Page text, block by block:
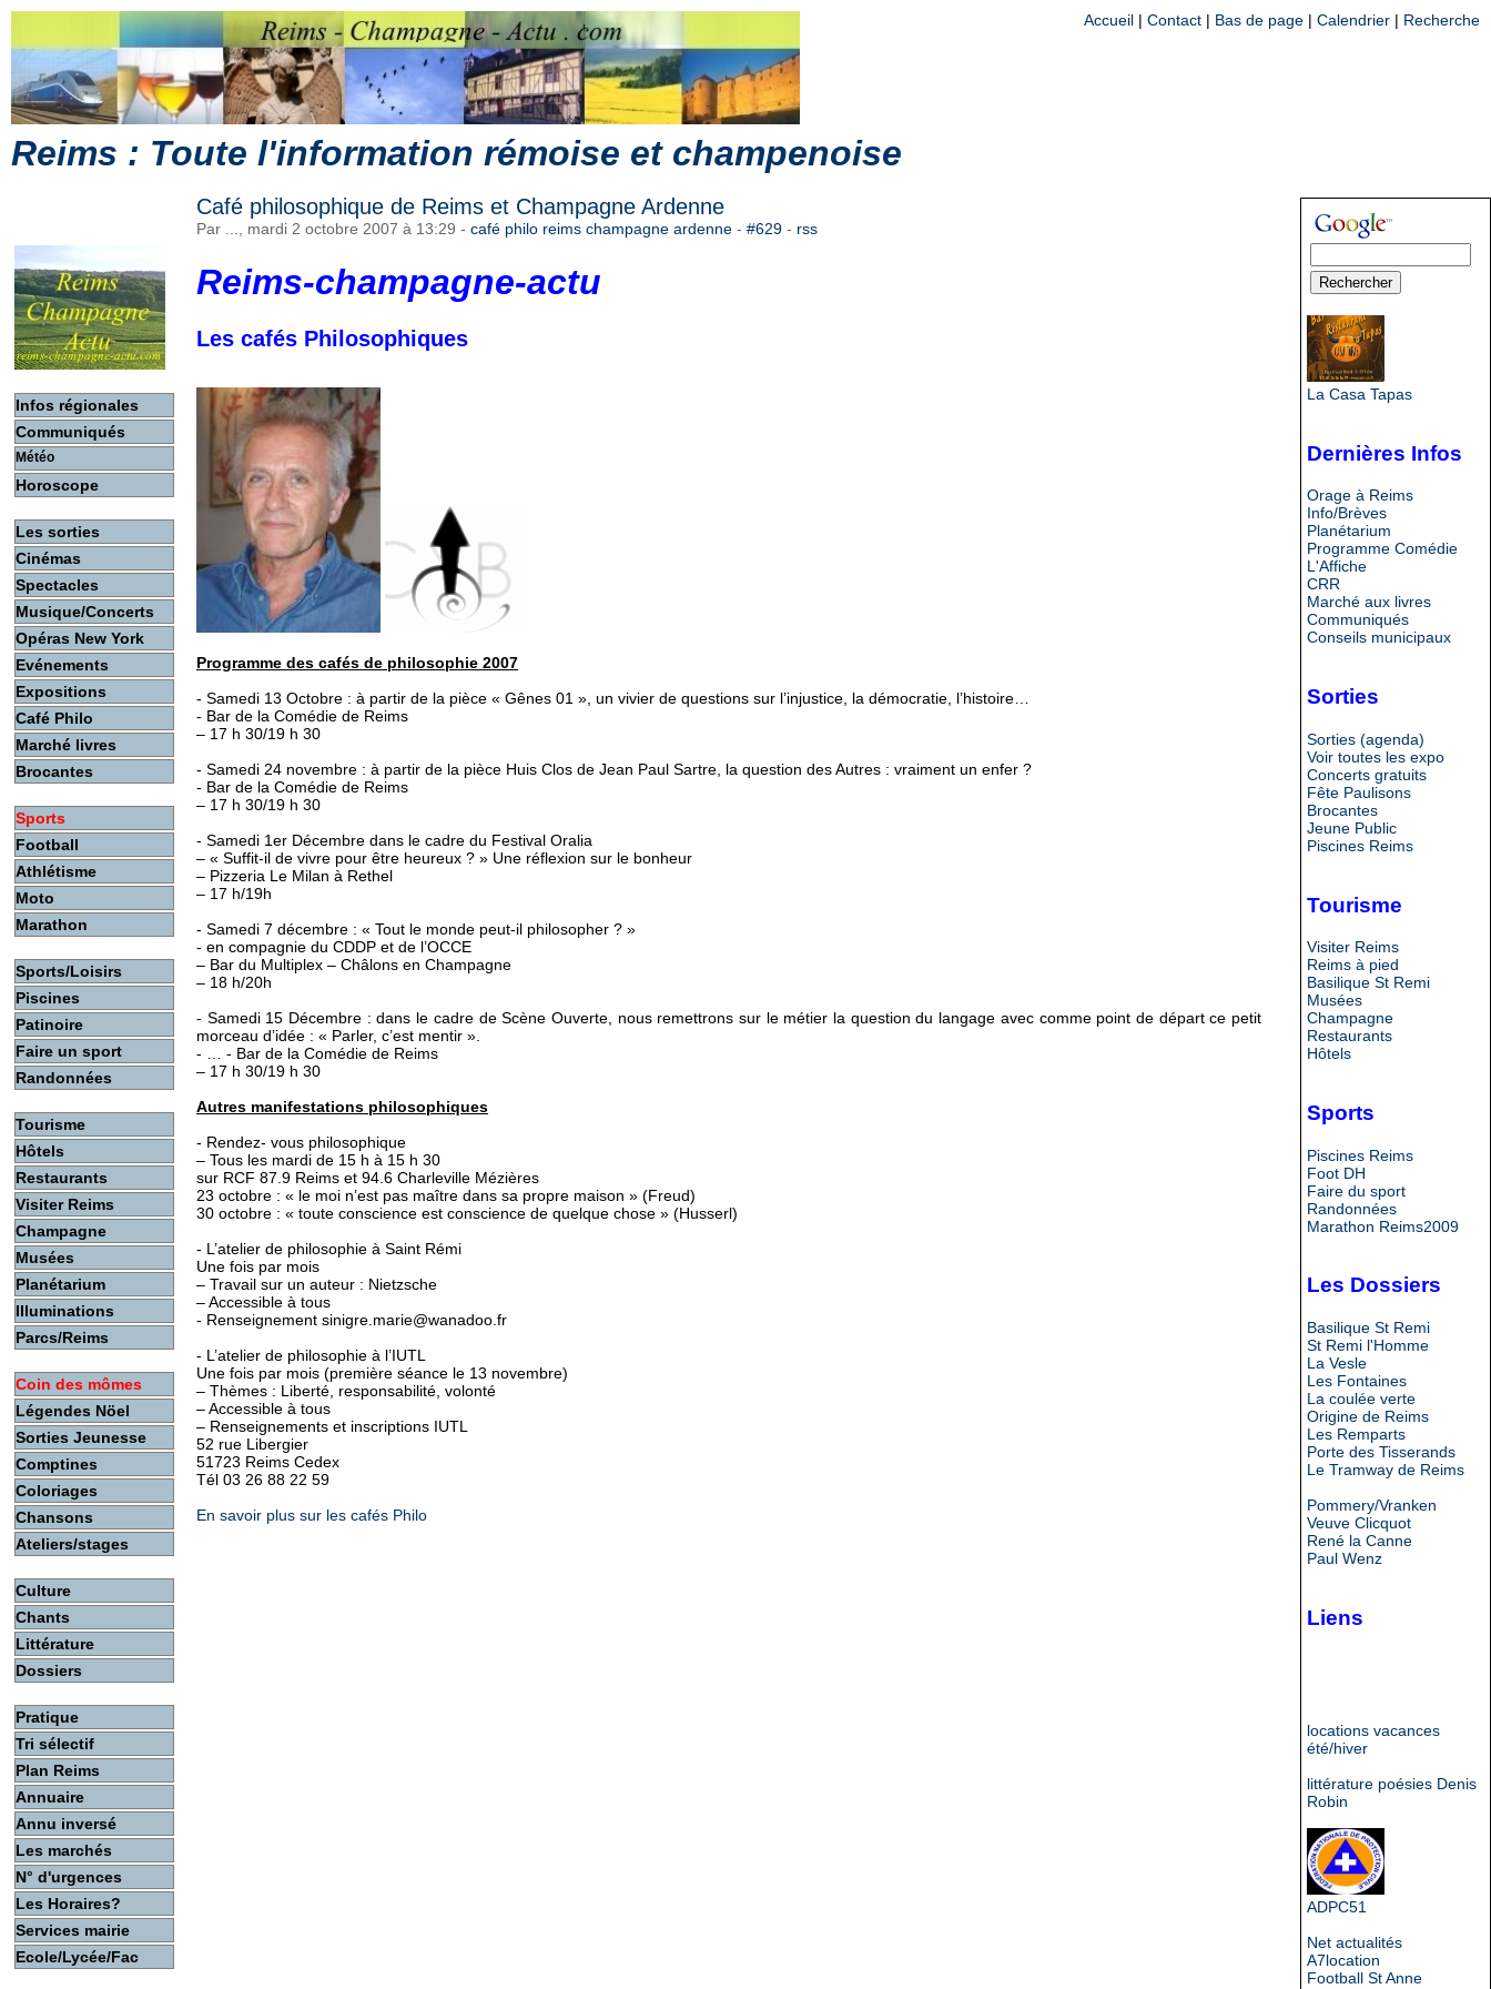
Reims : Toute l'information rémoise et champenoise
Accueil | Contact | Bas de page | Calendrier | Recherche
Infos régionales
Communiqués
Météo
Horoscope
Les sorties
Cinémas
Spectacles
Musique/Concerts
Opéras New York
Evénements
Expositions
Café Philo
Marché livres
Brocantes
Sports
Football
Athlétisme
Moto
Marathon
Sports/Loisirs
Piscines
Patinoire
Faire un sport
Randonnées
Tourisme
Hôtels
Restaurants
Visiter Reims
Champagne
Musées
Planétarium
Illuminations
Parcs/Reims
Coin des mômes
Légendes Nöel
Sorties Jeunesse
Comptines
Coloriages
Chansons
Ateliers/stages
Culture
Chants
Littérature
Dossiers
Pratique
Tri sélectif
Plan Reims
Annuaire
Annu inversé
Les marchés
N° d'urgences
Les Horaires?
Services mairie
Ecole/Lycée/Fac
Café philosophique de Reims et Champagne Ardenne
Par ..., mardi 2 octobre 2007 à 13:29 - café philo reims champagne ardenne - #629 - rss
Reims-champagne-actu
Les cafés Philosophiques
Programme des cafés de philosophie 2007
- Samedi 13 Octobre : à partir de la pièce « Gênes 01 », un vivier de questions sur l’injustice, la démocratie, l’histoire…
- Bar de la Comédie de Reims
– 17 h 30/19 h 30
- Samedi 24 novembre : à partir de la pièce Huis Clos de Jean Paul Sartre, la question des Autres : vraiment un enfer ?
- Bar de la Comédie de Reims
– 17 h 30/19 h 30
- Samedi 1er Décembre dans le cadre du Festival Oralia
– « Suffit-il de vivre pour être heureux ? » Une réflexion sur le bonheur
– Pizzeria Le Milan à Rethel
– 17 h/19h
- Samedi 7 décembre : « Tout le monde peut-il philosopher ? »
- en compagnie du CDDP et de l’OCCE
– Bar du Multiplex – Châlons en Champagne
– 18 h/20h
- Samedi 15 Décembre : dans le cadre de Scène Ouverte, nous remettrons sur le métier la question du langage avec comme point de départ ce petit
morceau d’idée : « Parler, c’est mentir ».
- … - Bar de la Comédie de Reims
– 17 h 30/19 h 30
Autres manifestations philosophiques
- Rendez- vous philosophique
– Tous les mardi de 15 h à 15 h 30
sur RCF 87.9 Reims et 94.6 Charleville Mézières
23 octobre : « le moi n’est pas maître dans sa propre maison » (Freud)
30 octobre : « toute conscience est conscience de quelque chose » (Husserl)
- L’atelier de philosophie à Saint Rémi
Une fois par mois
– Travail sur un auteur : Nietzsche
– Accessible à tous
- Renseignement sinigre.marie@wanadoo.fr
- L’atelier de philosophie à l’IUTL
Une fois par mois (première séance le 13 novembre)
– Thèmes : Liberté, responsabilité, volonté
– Accessible à tous
– Renseignements et inscriptions IUTL
52 rue Libergier
51723 Reims Cedex
Tél 03 26 88 22 59
En savoir plus sur les cafés Philo
La Casa Tapas
Dernières Infos
Orage à Reims
Info/Brèves
Planétarium
Programme Comédie
L'Affiche
CRR
Marché aux livres
Communiqués
Conseils municipaux
Sorties
Sorties (agenda)
Voir toutes les expo
Concerts gratuits
Fête Paulisons
Brocantes
Jeune Public
Piscines Reims
Tourisme
Visiter Reims
Reims à pied
Basilique St Remi
Musées
Champagne
Restaurants
Hôtels
Sports
Piscines Reims
Foot DH
Faire du sport
Randonnées
Marathon Reims2009
Les Dossiers
Basilique St Remi
St Remi l'Homme
La Vesle
Les Fontaines
La coulée verte
Origine de Reims
Les Remparts
Porte des Tisserands
Le Tramway de Reims
Pommery/Vranken
Veuve Clicquot
René la Canne
Paul Wenz
Liens
locations vacances
été/hiver
littérature poésies Denis
Robin
ADPC51
Net actualités
A7location
Football St Anne